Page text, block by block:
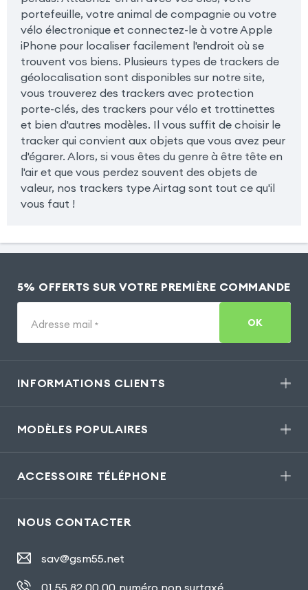
portefeuille, votre animal de compagnie ou votre
vélo électronique et connectez-le à votre Apple
iPhone pour localiser facilement l'endroit où se
trouvent vos biens. Plusieurs types de trackers de
géolocalisation sont disponibles sur notre site,
vous trouverez des trackers avec protection
porte-clés, des trackers pour vélo et trottinettes
et bien d'autres modèles. Il vous suffit de choisir le
tracker qui convient aux objets que vous avez peur
d'égarer. Alors, si vous êtes du genre à être tête en
l'air et que vous perdez souvent des objets de
valeur, nos trackers type Airtag sont tout ce qu'il
vous faut !
5% OFFERTS SUR VOTRE PREMIÈRE COMMANDE
Adresse mail * OK
INFORMATIONS CLIENTS
MODÈLES POPULAIRES
ACCESSOIRE TÉLÉPHONE
NOUS CONTACTER
sav@gsm55.net